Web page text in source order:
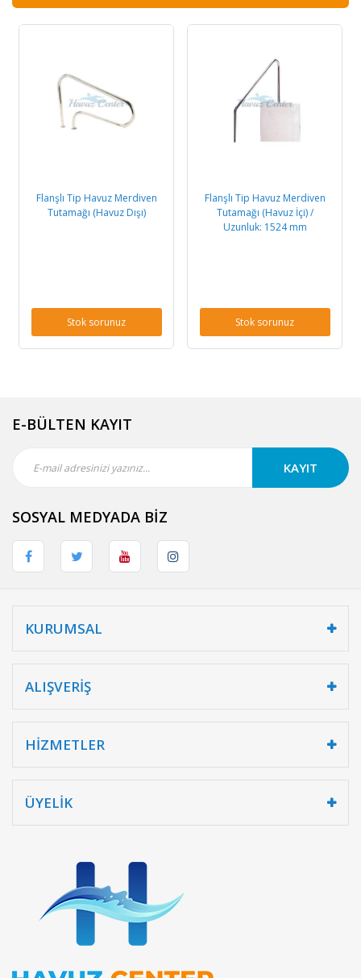
Flanşlı Tip Havuz Merdiven
Tutamağı (Havuz Dışı)
Stok sorunuz
Flanşlı Tip Havuz Merdiven
Tutamağı (Havuz İçi) /
Uzunluk: 1524 mm
Stok sorunuz
E-BÜLTEN KAYIT
KAYIT
SOSYAL MEDYADA BİZ
KURUMSAL
ALIŞVERİŞ
HİZMETLER
ÜYELİK